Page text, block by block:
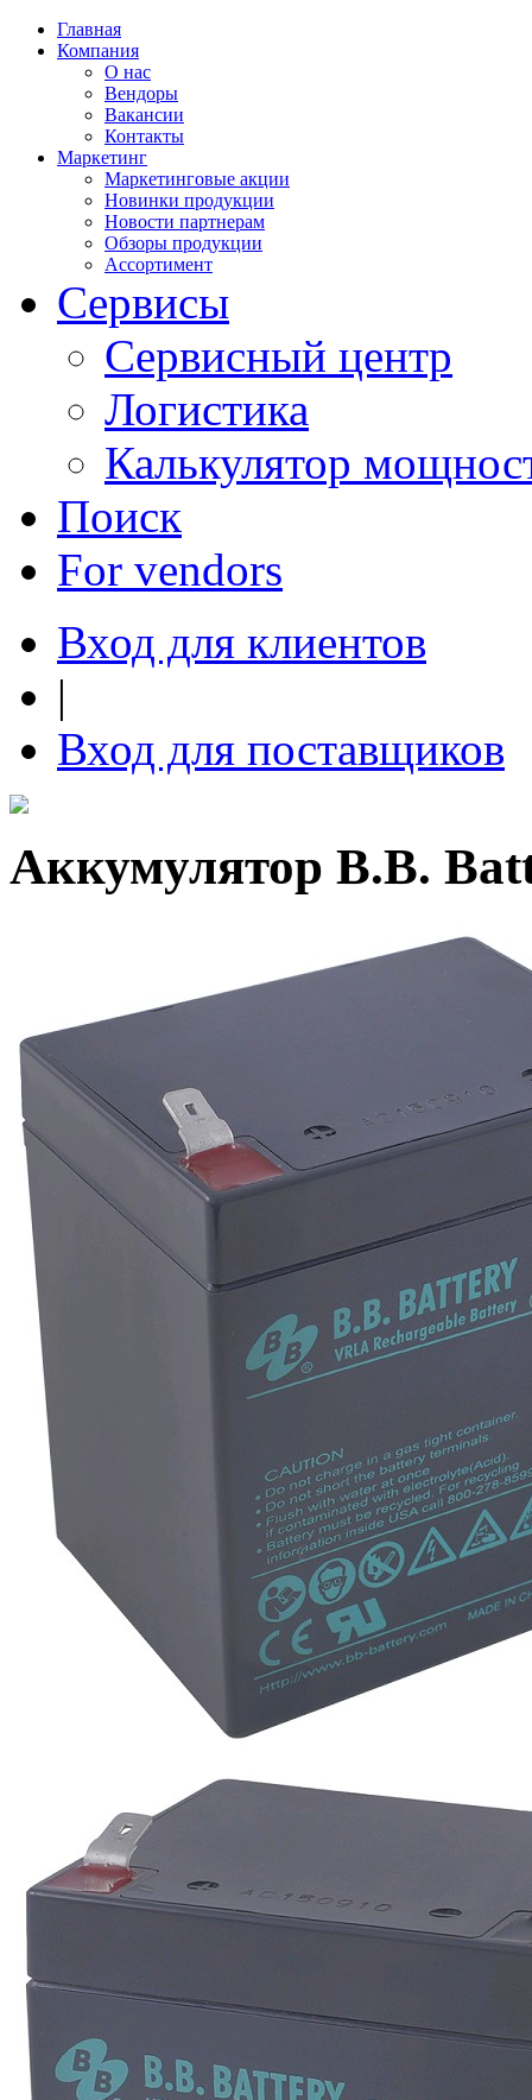
Главная
Компания
О нас
Вендоры
Вакансии
Контакты
Маркетинг
Маркетинговые акции
Новинки продукции
Новости партнерам
Обзоры продукции
Ассортимент
Сервисы
Сервисный центр
Логистика
Калькулятор
Поиск
For vendors
Вход для клиентов
|
Вход для поставщиков
Аккумулятор B.B.